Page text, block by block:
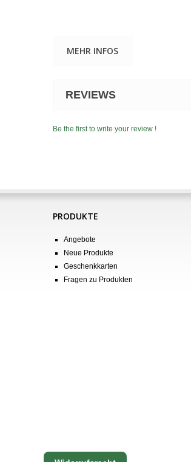
MEHR INFOS
REVIEWS
Be the first to write your review !
PRODUKTE
Angebote
Neue Produkte
Geschenkkarten
Fragen zu Produkten